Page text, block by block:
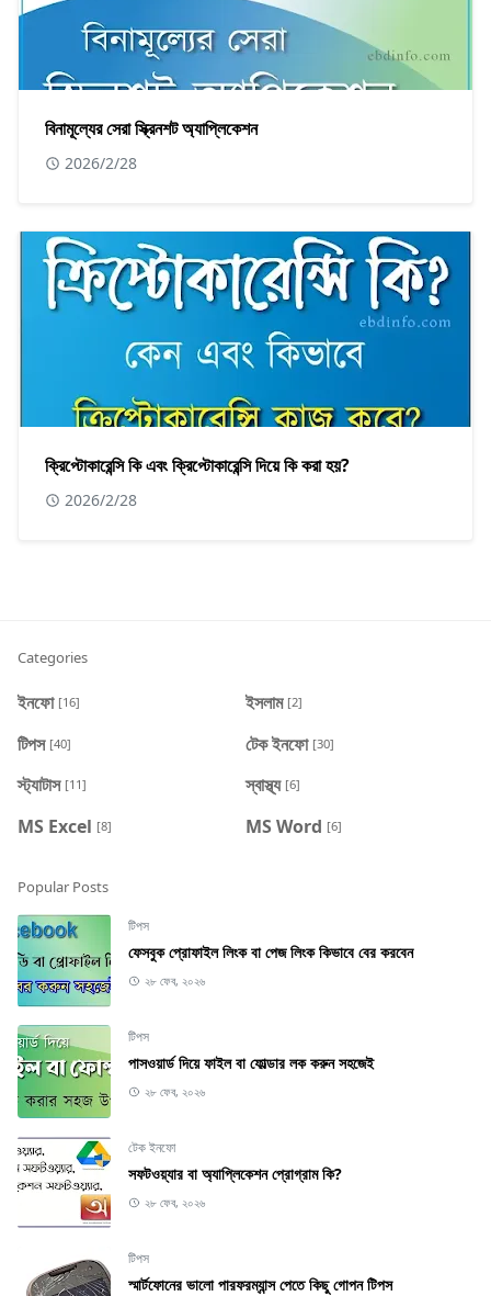
বিনামূল্যের সেরা স্ক্রিনশট অ্যাপ্লিকেশন
2026/2/28
ক্রিপ্টোকারেন্সি কি এবং ক্রিপ্টোকারেন্সি দিয়ে কি করা হয়?
2026/2/28
Categories
ইনফো [16] ইসলাম [2]
টিপস [40] টেক ইনফো [30]
স্ট্যাটাস [11] স্বাস্থ্য [6]
MS Excel [8] MS Word [6]
Popular Posts
টিপস
ফেসবুক প্রোফাইল লিংক বা পেজ লিংক কিভাবে বের করবেন
২৮ ফেব, ২০২৬
টিপস
পাসওয়ার্ড দিয়ে ফাইল বা ফোল্ডার লক করুন সহজেই
২৮ ফেব, ২০২৬
টেক ইনফো
সফটওয়্যার বা অ্যাপ্লিকেশন প্রোগ্রাম কি?
২৮ ফেব, ২০২৬
টিপস
স্মার্টফোনের ভালো পারফরম্যান্স পেতে কিছু গোপন টিপস